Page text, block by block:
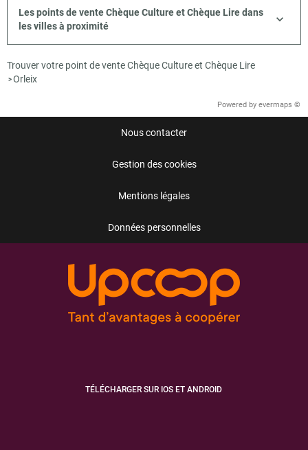
Les points de vente Chèque Culture et Chèque Lire dans
les villes à proximité
Trouver votre point de vente Chèque Culture et Chèque Lire
>Orleix
Powered by evermaps ©
Nous contacter
Gestion des cookies
Mentions légales
Données personnelles
TÉLÉCHARGER SUR IOS ET ANDROID